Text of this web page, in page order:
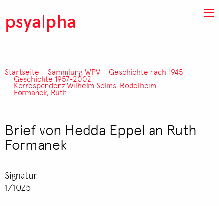
psyalpha
Pfadnavigation
Startseite Sammlung WPV Geschichte nach 1945
Geschichte 1957-2002
Korrespondenz Wilhelm Solms-Rödelheim
Formanek, Ruth
Brief von Hedda Eppel an Ruth
Formanek
Signatur
1/1025